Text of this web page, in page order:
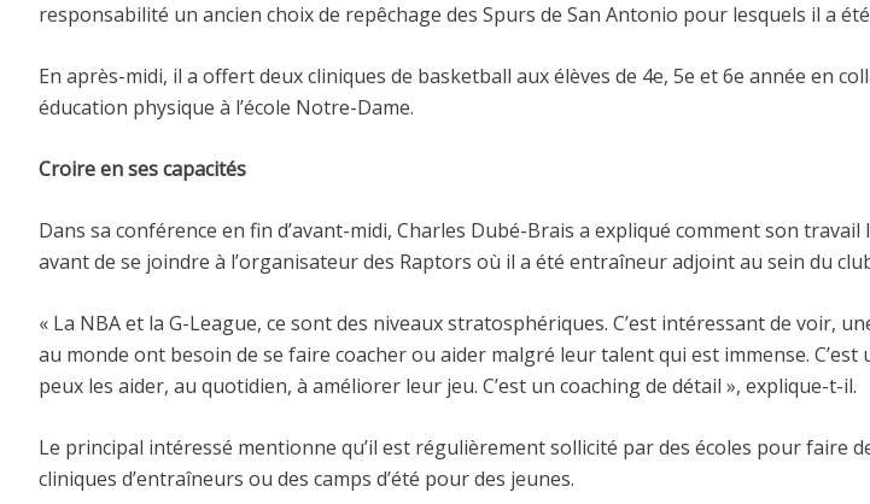
responsabilité un ancien choix de repêchage des Spurs de San Antonio pour lesquels il a
En après-midi, il a offert deux cliniques de basketball aux élèves de 4e, 5e et 6e année en
éducation physique à l’école Notre-Dame.
Croire en ses capacités
Dans sa conférence en fin d’avant-midi, Charles Dubé-Brais a expliqué comment son
avant de se joindre à l’organisateur des Raptors où il a été entraîneur adjoint au sein du
« La NBA et la G-League, ce sont des niveaux stratosphériques. C’est intéressant de voir,
au monde ont besoin de se faire coacher ou aider malgré leur talent qui est immense.
peux les aider, au quotidien, à améliorer leur jeu. C’est un coaching de détail », explique-t-il.
Le principal intéressé mentionne qu’il est régulièrement sollicité par des écoles pour faire
cliniques d’entraîneurs ou des camps d’été pour des jeunes.